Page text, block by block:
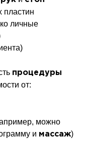
личные
процедуры
от:
можно
и массаж)